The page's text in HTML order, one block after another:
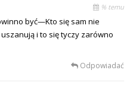
% temu
być—Kto się sam nie
i to się tyczy zarówno
Odpowiadać